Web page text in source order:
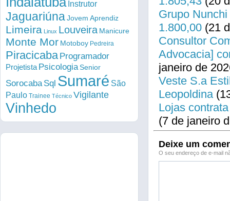
Grupo
1.800,00 (21
Consultor
Advocacia]
janeiro de
Veste S.a
Leopoldina
Lojas
(7 de janeiro
Deixe um
O seu endereço de e-mail
Instrutor
Jaguariúna Jovem Aprendiz
Limeira Linux Louveira Manicure
Monte Mor Motoboy Pedreira
Piracicaba Programador
Projetista PsicologiaSenior
Sorocaba Sql Sumaré São
Paulo Trainee Técnico Vigilante
Vinhedo